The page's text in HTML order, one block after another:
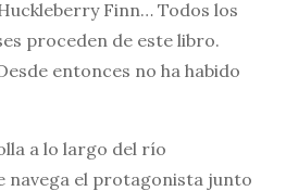
Finn… Todos los
proceden de este libro.
entonces no ha habido
a lo largo del río
navega el protagonista junto